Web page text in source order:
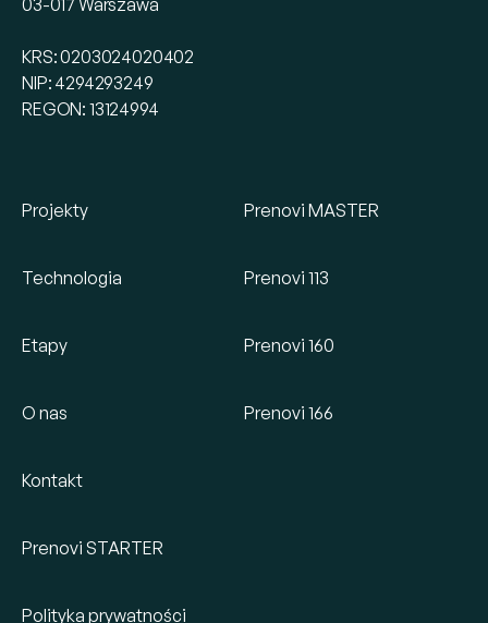
KRS: 0203024020402
NIP: 4294293249
REGON: 13124994
Projekty
Technologia
Etapy
O nas
Kontakt
Prenovi MASTER
Prenovi 113
Prenovi 160
Prenovi 166
Prenovi STARTER
Polityka prywatności